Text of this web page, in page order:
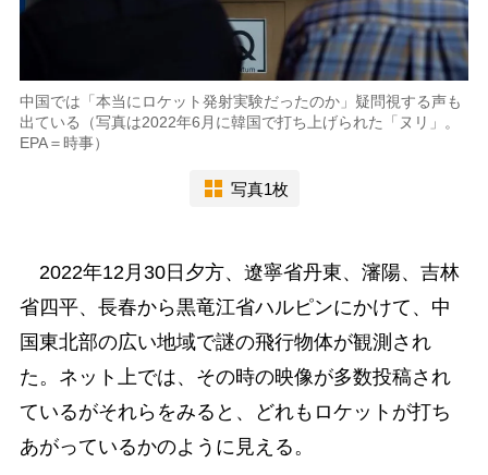
中国では「本当にロケット発射実験だったのか」疑問視する声も
出ている（写真は2022年6月に韓国で打ち上げられた「ヌリ」。
EPA＝時事）
写真1枚
2022年12月30日夕方、遼寧省丹東、瀋陽、吉林
省四平、長春から黒竜江省ハルピンにかけて、中
国東北部の広い地域で謎の飛行物体が観測され
た。ネット上では、その時の映像が多数投稿され
ているがそれらをみると、どれもロケットが打ち
あがっているかのように見える。